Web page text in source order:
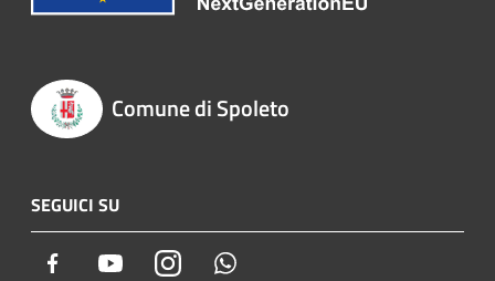
Comune di Spoleto
SEGUICI SU
Facebook YoutubeInstagram